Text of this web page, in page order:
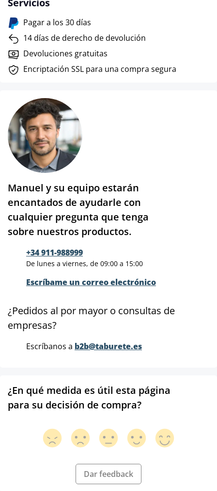
Servicios
Pagar a los 30 días
14 días de derecho de devolución
Devoluciones gratuitas
Encriptación SSL para una compra segura
Manuel y su equipo estarán
encantados de ayudarle con
cualquier pregunta que tenga
sobre nuestros productos.
+34 911-988999
De lunes a viernes, de 09:00 a 15:00
Escríbame un correo electrónico
¿Pedidos al por mayor o consultas de
empresas?
Escríbanos a b2b@taburete.es
¿En qué medida es útil esta página
para su decisión de compra?
Dar feedback